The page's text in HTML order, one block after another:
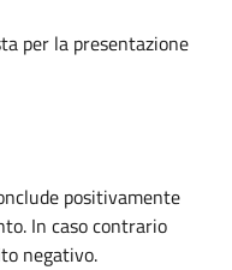
per la presentazione
positivamente
In caso contrario
negativo.